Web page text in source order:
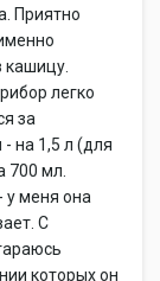
Приятно
кашицу.
легко
за
на 1,5 л (для
700 мл.
у меня она
С
которых он